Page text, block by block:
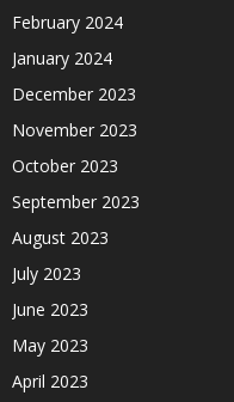
February 2024
January 2024
December 2023
November 2023
October 2023
September 2023
August 2023
July 2023
June 2023
May 2023
April 2023